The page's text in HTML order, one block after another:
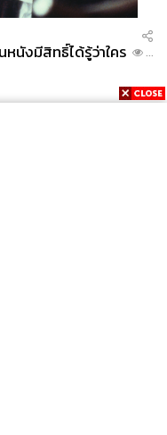
นังมีสิทธิ์ได้รู้ว่าใคร
...